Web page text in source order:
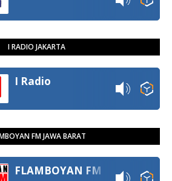
I RADIO JAKARTA
I Radio
FM JAWA BARAT
FLAMBOYAN FM